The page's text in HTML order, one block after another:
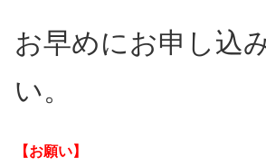
お早めにお申し込
い。
【お願い】